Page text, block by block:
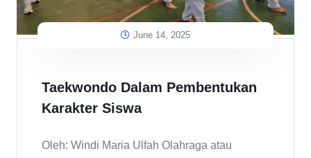
June 14, 2025
Taekwondo Dalam Pembentukan
Karakter Siswa
Oleh: Windi Maria Ulfah Olahraga atau